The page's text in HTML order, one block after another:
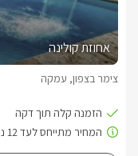
אחוזת קולינה
צימר בצפון, עמקה